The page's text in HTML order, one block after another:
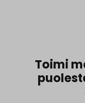
Toimi